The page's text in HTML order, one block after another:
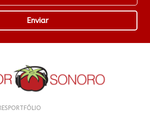
Enviar
PORTFÓLIO